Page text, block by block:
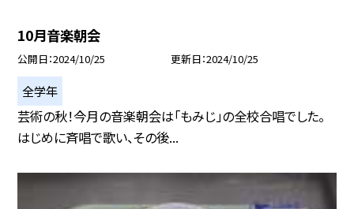
10月音楽朝会
公開日 2024/10/25 更新日 2024/10/25
全学年
芸術の秋！今月の音楽朝会は「もみじ」の全校合唱でした。
はじめに斉唱で歌い、その後...